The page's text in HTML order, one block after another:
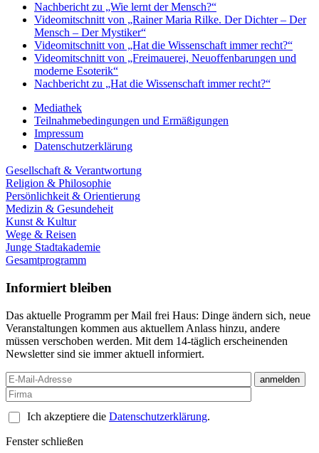
Nachbericht zu „Wie lernt der Mensch?“
Videomitschnitt von „Rainer Maria Rilke. Der Dichter – Der
Mensch – Der Mystiker“
Videomitschnitt von „Hat die Wissenschaft immer recht?“
Videomitschnitt von „Freimauerei, Neuoffenbarungen und
moderne Esoterik“
Nachbericht zu „Hat die Wissenschaft immer recht?“
Mediathek
Teilnahmebedingungen und Ermäßigungen
Impressum
Datenschutzerklärung
Gesellschaft & Verantwortung
Religion & Philosophie
Persönlichkeit & Orientierung
Medizin & Gesundeheit
Kunst & Kultur
Wege & Reisen
Junge Stadtakademie
Gesamtprogramm
Informiert bleiben
Das aktuelle Programm per Mail frei Haus: Dinge ändern sich, neue
Veranstaltungen kommen aus aktuellem Anlass hinzu, andere
müssen verschoben werden. Mit dem 14-täglich erscheinenden
Newsletter sind sie immer aktuell informiert.
Ich akzeptiere die Datenschutzerklärung.
Fenster schließen